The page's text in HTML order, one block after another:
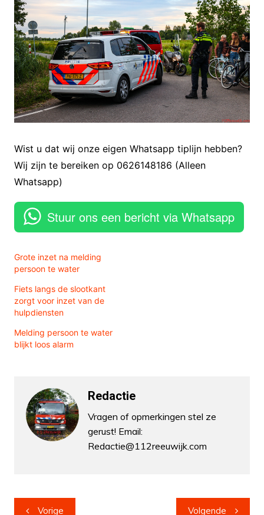
Wist u dat wij onze eigen Whatsapp tiplijn hebben?
Wij zijn te bereiken op 0626148186 (Alleen
Whatsapp)
Stuur ons een bericht via Whatsapp
Grote inzet na melding
persoon te water
Fiets langs de slootkant
zorgt voor inzet van de
hulpdiensten
Melding persoon te water
blijkt loos alarm
Redactie
Vragen of opmerkingen stel ze
gerust! Email:
Redactie@112reeuwijk.com
Bericht
Vorige Volgende